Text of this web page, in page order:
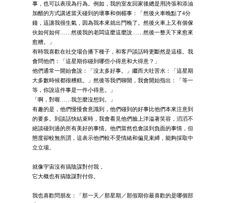
事，也可以表現為行為。例如，我的室友回家後總是用誇張和添油
加醋的方式講述當天碰到的壞事和倒楣事：「然後火車晚點了4分
鐘，這讓我很生氣，因為我本來就出門晚了。然後火車上又有個傢
伙如何如何……然後我的老闆這麼這麼說……然後一整天下來愈來
愈糟。」
有時我喜歡在社交場合播下種子，和客戶談話時更斷然是這樣。我
會問他們：「這星期你碰到哪些小得意和大得意？」
他們通常一開始會說：「沒太多好事。」繼而大吐苦水：「這星期
大多數時候都很糟糕。」然後等我們聊開，我會開始指出：「等一
等，你說這件事是一件小得意。」
「啊，對喔……我怎麼沒想到。」
有趣的是，他們慢慢會意識到，他們碰到的好事比他們本來注意到
的要多。到談話快結束時，我會看見他們臉上洋溢著笑容，滔滔不
絕談碰到過的所有美好的事情。他們當然也會談到負面的事情，但
態度卻較無所謂，這表示他們較不受情緒和偏見束縛，能夠採取中
立立場。
就像宇宙沒有搞陰謀對付我，
它大概也有搞陰謀對付你。
我也喜歡問朋友：「那一天／那星期／那假期你最喜歡的是哪個部